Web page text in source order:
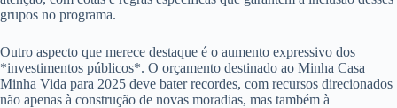
grupos no programa.
Outro aspecto que merece destaque é o aumento expressivo dos
*investimentos públicos*. O orçamento destinado ao Minha Casa
Minha Vida para 2025 deve bater recordes, com recursos direcionados
não apenas à construção de novas moradias, mas também à